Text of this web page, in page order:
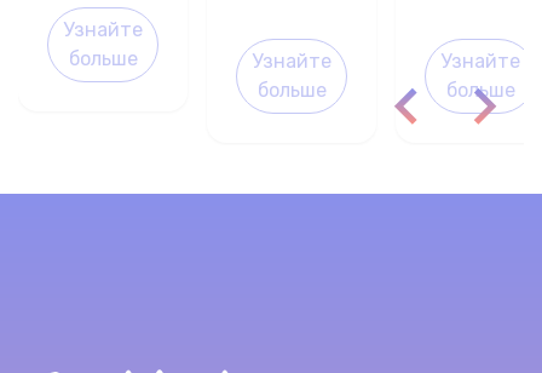
Узнайте
больше
Узнайте
больше
Узнайте
больше